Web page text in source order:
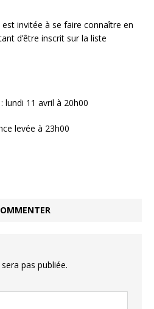
invitée à se faire connaître en
d’être inscrit sur la liste
lundi 11 avril à 20h00
levée à 23h00
pas publiée.